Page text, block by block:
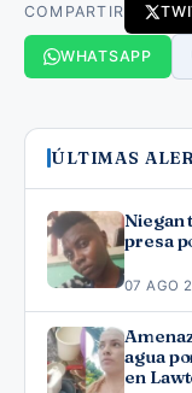
COMPARTIR
WHATSAPP
ÚLTIMAS
Niegan
presa
07 AGO
agua
en